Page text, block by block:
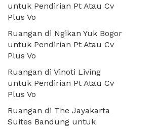
untuk Pendirian Pt Atau Cv
Plus Vo
Ruangan di Ngikan Yuk Bogor
untuk Pendirian Pt Atau Cv
Plus Vo
Ruangan di Vinoti Living
untuk Pendirian Pt Atau Cv
Plus Vo
Ruangan di The Jayakarta
Suites Bandung untuk